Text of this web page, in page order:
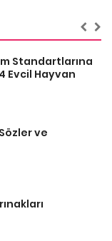
Standartlarına
Evcil Hayvan
ve